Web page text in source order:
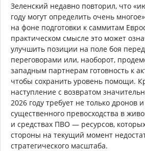
Зеленский недавно повторил, что
году могут определить очень
на фоне подготовки к саммитам
практическом смысле это может
улучшить позиции на поле боя
переговорами или, наоборот,
западным партнерам готовность к
чтобы сохранить уровень помощи.
наступление с возвратом
2026 году требует не только дронов
существенного превосходства в
и средствах ПВО — ресурсов,
стороны на текущий момент
стратегического масштаба.